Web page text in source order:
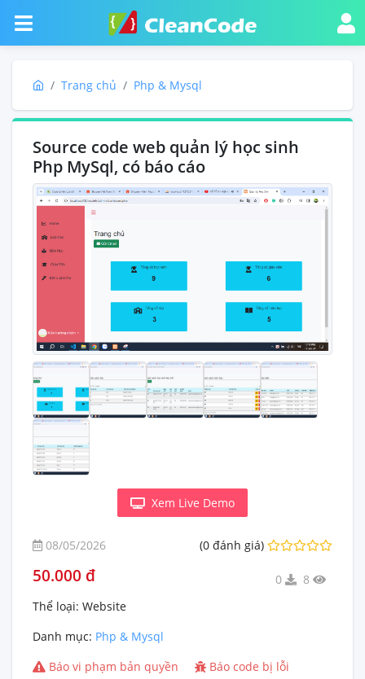
Trang chủ Php & Mysql
Source code web quản lý học sinh
Php MySql, có báo cáo
Xem Live Demo
08/05/2026 (0 đánh giá)
50.000 đ 0
8
Thể loại: Website
Danh mục: Php & Mysql
Báo vi phạm bản quyền
Báo code bị lỗi